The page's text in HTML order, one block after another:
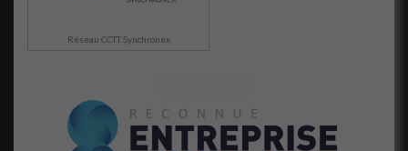
Réseau CCTT Synchronex
des offres
personnalisés.